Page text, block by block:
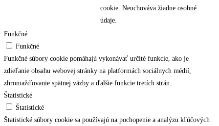
cookie. Neuchováva žiadne osobné
údaje.
Funkčné
Funkčné
Funkčné súbory cookie pomáhajú vykonávať určité funkcie, ako je
zdieľanie obsahu webovej stránky na platformách sociálnych médií,
zhromažďovanie spätnej väzby a ďalšie funkcie tretích strán.
Štatistické
Štatistické
Štatistické súbory cookie sa používajú na pochopenie a analýzu kľúčových